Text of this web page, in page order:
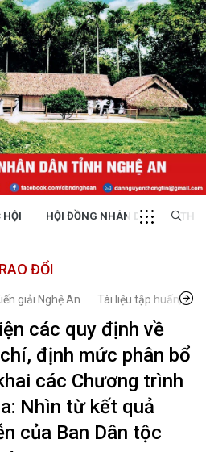
HỘI HỘI ĐỒNG NHÂN DÂN
ĐỔI
giải Nghệ An Tài liệu tập huấn, bồi
các quy định về
định mức phân bổ
các Chương trình
Nhìn từ kết quả
của Ban Dân tộc